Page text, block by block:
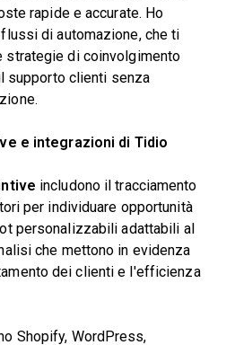
rapide e accurate. Ho
di automazione, che ti
strategie di coinvolgimento
supporto clienti senza
e integrazioni di Tidio
includono il tracciamento
per individuare opportunità
personalizzabili adattabili al
che mettono in evidenza
dei clienti e l'efficienza
Shopify, WordPress,